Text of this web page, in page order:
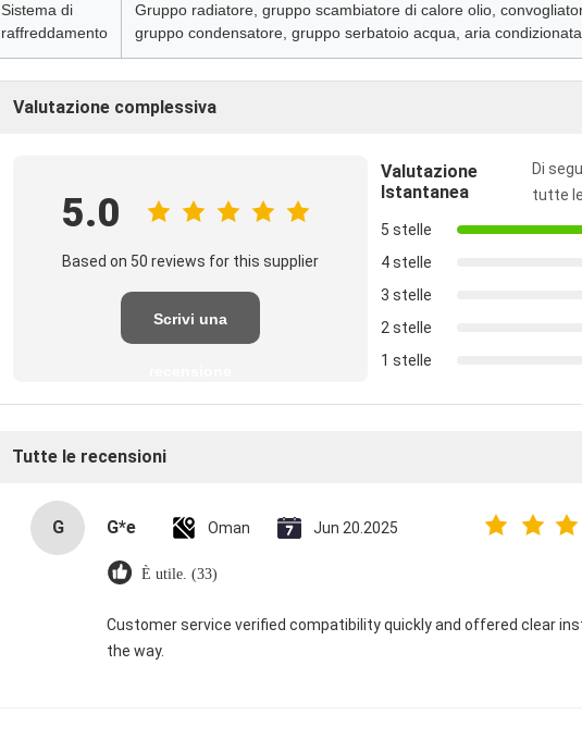
Sistema di
raffreddamento
Gruppo radiatore, gruppo scambiatore di calore olio,
gruppo condensatore, gruppo serbatoio acqua, aria
Valutazione complessiva
5.0
Based on 50 reviews for this supplier
Scrivi una
Valutazione
Istantanea
Di
tutte
5 stelle
4 stelle
3 stelle
2 stelle
1 stelle
Tutte le recensioni
G G*e Oman Jun 20.2025
È utile. (33)
Customer service verified compatibility quickly and offered clear
the way.